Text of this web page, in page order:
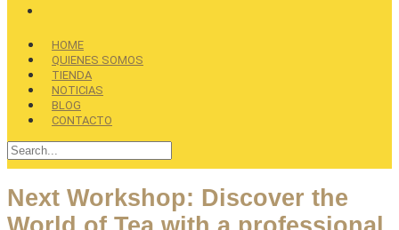
HOME
QUIENES SOMOS
TIENDA
NOTICIAS
BLOG
CONTACTO
Next Workshop: Discover the